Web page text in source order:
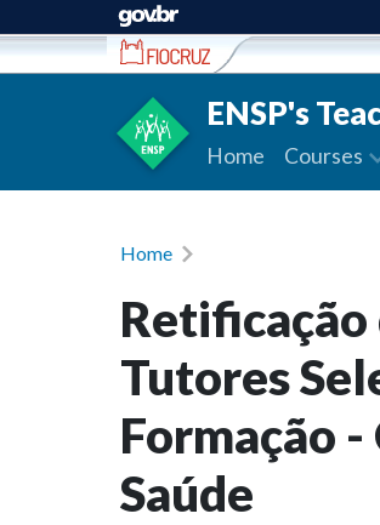
Ir para conteúdo
ENSP's
Home Courses
Home
Retificação
Tutores
Formação -
Saúde